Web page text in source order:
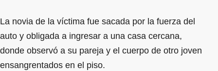
La novia de la víctima fue sacada por la fuerza del
auto y obligada a ingresar a una casa cercana,
donde observó a su pareja y el cuerpo de otro joven
ensangrentados en el piso.